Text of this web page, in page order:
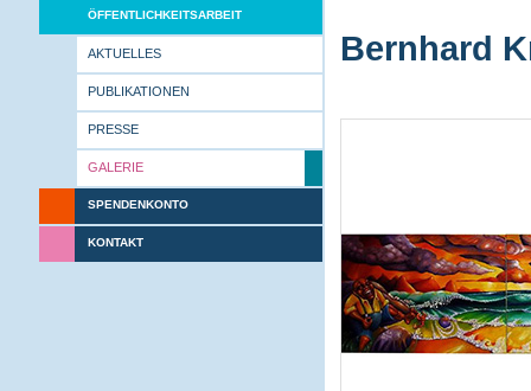
ÖFFENTLICHKEITSARBEIT
AKTUELLES
PUBLIKATIONEN
PRESSE
GALERIE
SPENDENKONTO
KONTAKT
Bernhard